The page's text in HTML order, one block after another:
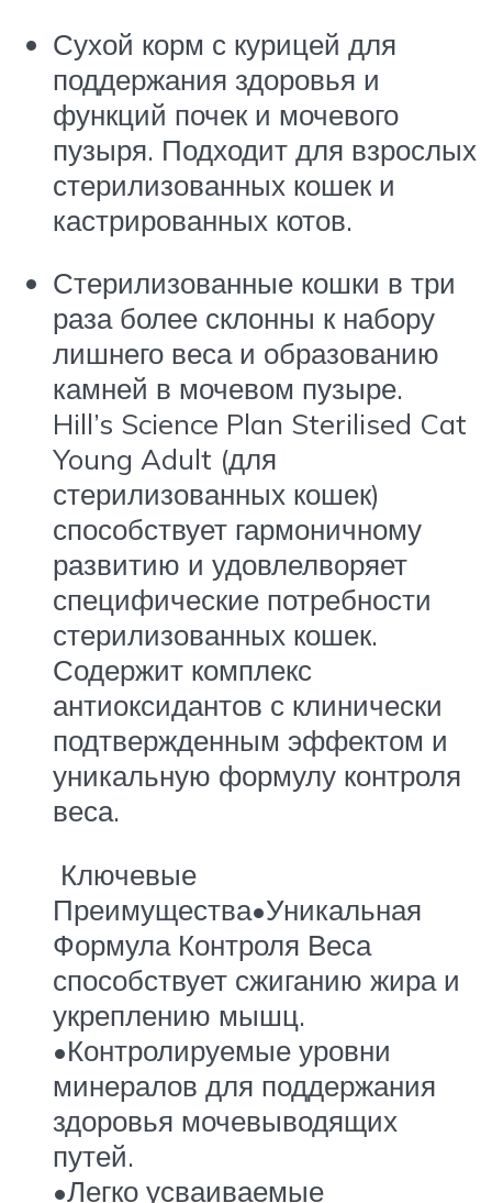
Сухой корм с курицей для
поддержания здоровья и
функций почек и мочевого
пузыря. Подходит для взрослых
стерилизованных кошек и
кастрированных котов.
Стерилизованные кошки в три
раза более склонны к набору
лишнего веса и образованию
камней в мочевом пузыре.
Hill’s Science Plan Sterilised Cat
Young Adult (для
стерилизованных кошек)
способствует гармоничному
развитию и удовлелворяет
специфические потребности
стерилизованных кошек.
Содержит комплекс
антиоксидантов с клинически
подтвержденным эффектом и
уникальную формулу контроля
веса.
Ключевые
Преимущества•Уникальная
Формула Контроля Веса
способствует сжиганию жира и
укреплению мышц.
•Контролируемые уровни
минералов для поддержания
здоровья мочевыводящих
путей.
•Легко усваиваемые